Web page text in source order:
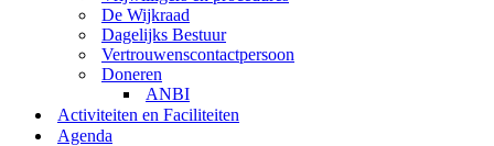
De Wijkraad
Dagelijks Bestuur
Vertrouwenscontactpersoon
Doneren
ANBI
Activiteiten en Faciliteiten
Agenda